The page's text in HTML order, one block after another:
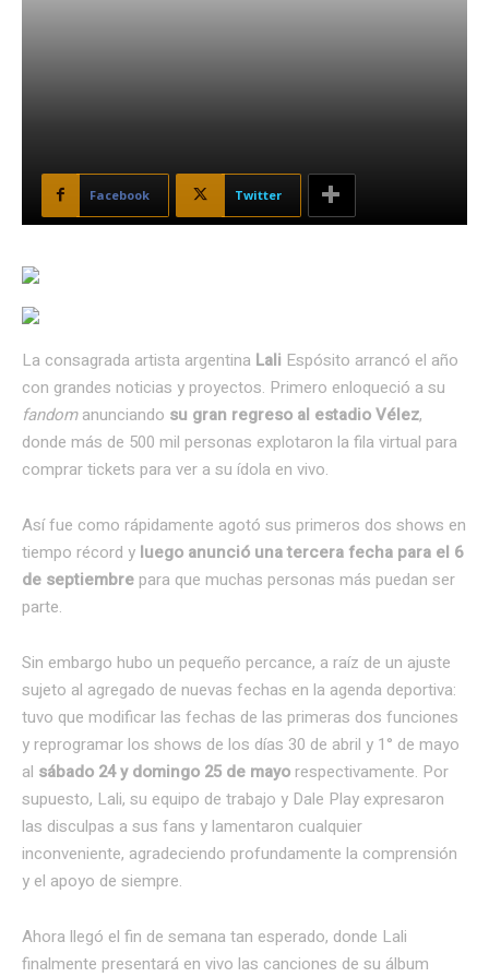
Facebook Twitter
La consagrada artista argentina Lali Espósito arrancó el año
con grandes noticias y proyectos. Primero enloqueció a su
fandomanunciando su gran regreso al estadio Vélez,
donde más de 500 mil personas explotaron la fila virtual para
comprar tickets para ver a su ídola en vivo.
Así fue como rápidamente agotó sus primeros dos shows en
tiempo récord y luego anunció una tercera fecha para el 6
de septiembre para que muchas personas más puedan ser
parte.
Sin embargo hubo un pequeño percance, a raíz de un ajuste
sujeto al agregado de nuevas fechas en la agenda deportiva:
tuvo que modificar las fechas de las primeras dos funciones
y reprogramar los shows de los días 30 de abril y 1° de mayo
al sábado 24 y domingo 25 de mayo respectivamente. Por
supuesto, Lali, su equipo de trabajo y Dale Play expresaron
las disculpas a sus fans y lamentaron cualquier
inconveniente, agradeciendo profundamente la comprensión
y el apoyo de siempre.
Ahora llegó el fin de semana tan esperado, donde Lali
finalmente presentará en vivo las canciones de su álbum